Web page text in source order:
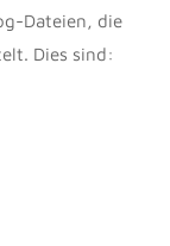
Dateien, die
Dies sind: